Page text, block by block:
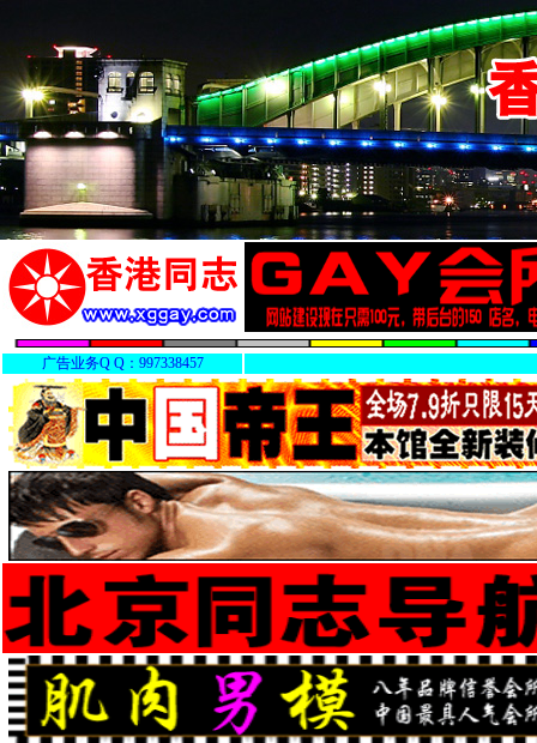
广告业务Q Q：997338457